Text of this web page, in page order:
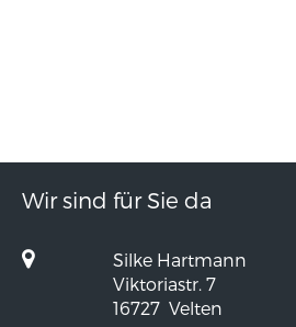
Wir sind für Sie da
Silke Hartmann
Viktoriastr. 7
16727 Velten